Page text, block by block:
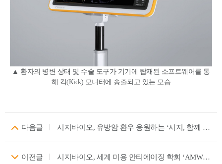
▲ 환자의 병변 상태 및 수술 도구가 기기에 탑재된 소프트웨어를 통
해 킥(Kick) 모니터에 송출되고 있는 모습
다음글 시지바이오, 유방암 환우 응원하는 ‘시지, 함께 걷자’ 캠페인 성료
이전글 시지바이오, 세계 미용 안티에이징 학회 ‘AMWC Latin America’ 참가… 필러 ‘페이스템’·’에일린’ 100억 원 규모 공급 계약 체결